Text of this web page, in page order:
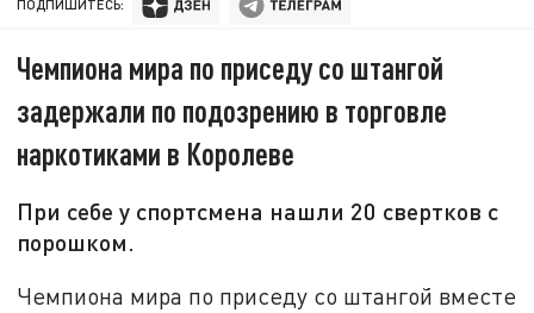
ПОДПИШИТЕСЬ:
Чемпиона мира по приседу со штангой
задержали по подозрению в торговле
наркотиками в Королеве
При себе у спортсмена нашли 20 свертков с
порошком.
Чемпиона мира по приседу со штангой вместе